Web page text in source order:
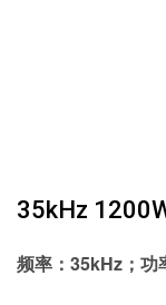
35kHz
频率：35kHz；功